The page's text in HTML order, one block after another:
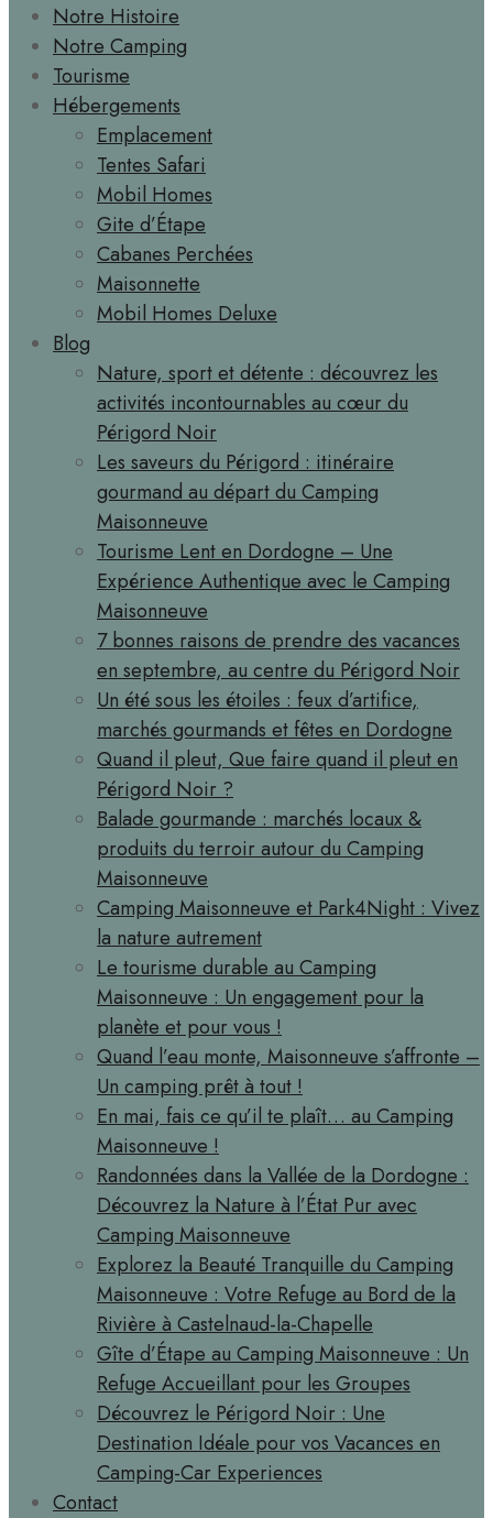
Notre Histoire
Notre Camping
Tourisme
Hébergements
Emplacement
Tentes Safari
Mobil Homes
Gite d’Étape
Cabanes Perchées
Maisonnette
Mobil Homes Deluxe
Blog
Nature, sport et détente : découvrez les
activités incontournables au cœur du
Périgord Noir
Les saveurs du Périgord : itinéraire
gourmand au départ du Camping
Maisonneuve
Tourisme Lent en Dordogne – Une
Expérience Authentique avec le Camping
Maisonneuve
7 bonnes raisons de prendre des vacances
en septembre, au centre du Périgord Noir
Un été sous les étoiles : feux d’artifice,
marchés gourmands et fêtes en Dordogne
Quand il pleut, Que faire quand il pleut en
Périgord Noir ?
Balade gourmande : marchés locaux &
produits du terroir autour du Camping
Maisonneuve
Camping Maisonneuve et Park4Night : Vivez
la nature autrement
Le tourisme durable au Camping
Maisonneuve : Un engagement pour la
planète et pour vous !
Quand l’eau monte, Maisonneuve s’affronte –
Un camping prêt à tout !
En mai, fais ce qu’il te plaît… au Camping
Maisonneuve !
Randonnées dans la Vallée de la Dordogne :
Découvrez la Nature à l’État Pur avec
Camping Maisonneuve
Explorez la Beauté Tranquille du Camping
Maisonneuve : Votre Refuge au Bord de la
Rivière à Castelnaud-la-Chapelle
Gîte d’Étape au Camping Maisonneuve : Un
Refuge Accueillant pour les Groupes
Découvrez le Périgord Noir : Une
Destination Idéale pour vos Vacances en
Camping-Car Experiences
Contact